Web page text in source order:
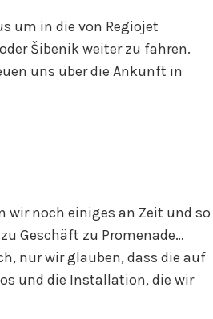
um in die von Regiojet
Šibenik weiter zu fahren.
uns über die Ankunft in
wir noch einiges an Zeit und so
Geschäft zu Promenade…
nur wir glauben, dass die auf
und die Installation, die wir